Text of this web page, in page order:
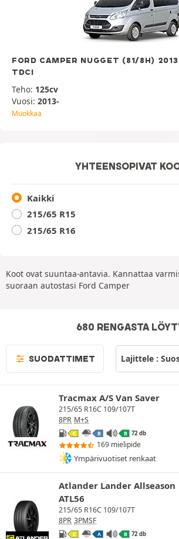
FORD CAMPER NUGGET (81/8H)
TDCI
Teho: 125cv
Vuosi: 2013-
Muokkaa
YHTEENSOPIVAT
Kaikki
215/65 R15
215/65 R16
Koot ovat suuntaa-antavia. Kannattaa
suoraan autostasi Ford Camper
680 RENGASTA
SUODATTIMET
Tracmax A/S Van Saver
215/65 R16C 109/107T
8PR M+S
C B B 72 db
169 mielipide
Ympärivuotiset renkaat
Atlander Lander Allseason
ATL56
215/65 R16C 109/107T
8PR 3PMSF
C A B 72 db